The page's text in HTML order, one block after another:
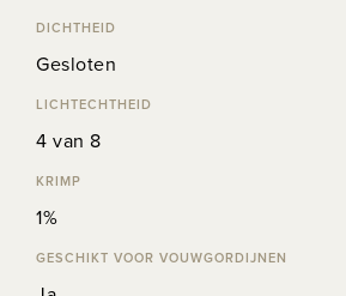
DICHTHEID
Gesloten
LICHTECHTHEID
4 van 8
KRIMP
1%
GESCHIKT VOOR VOUWGORDIJNEN